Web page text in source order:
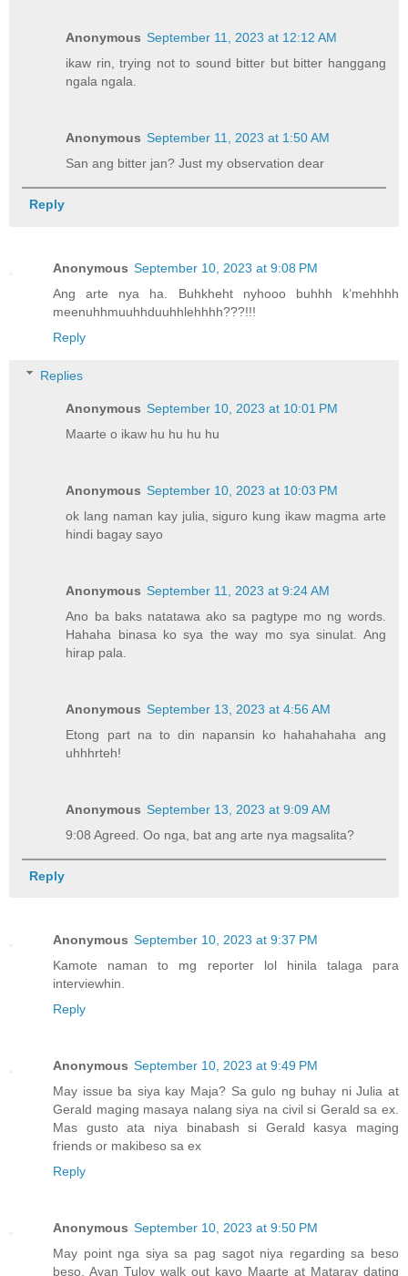
Anonymous September 11, 2023 at 12:12 AM
ikaw rin, trying not to sound bitter but bitter hanggang
ngala ngala.
Anonymous September 11, 2023 at 1:50 AM
San ang bitter jan? Just my observation dear
Reply
Anonymous September 10, 2023 at 9:08 PM
Ang arte nya ha. Buhkheht nyhooo buhhh k’mehhhh
meenuhhmuuhhduuhhlehhhh???!!!
Reply
Replies
Anonymous September 10, 2023 at 10:01 PM
Maarte o ikaw hu hu hu hu
Anonymous September 10, 2023 at 10:03 PM
ok lang naman kay julia, siguro kung ikaw magma arte
hindi bagay sayo
Anonymous September 11, 2023 at 9:24 AM
Ano ba baks natatawa ako sa pagtype mo ng words.
Hahaha binasa ko sya the way mo sya sinulat. Ang
hirap pala.
Anonymous September 13, 2023 at 4:56 AM
Etong part na to din napansin ko hahahahaha ang
uhhhrteh!
Anonymous September 13, 2023 at 9:09 AM
9:08 Agreed. Oo nga, bat ang arte nya magsalita?
Reply
Anonymous September 10, 2023 at 9:37 PM
Kamote naman to mg reporter lol hinila talaga para
interviewhin.
Reply
Anonymous September 10, 2023 at 9:49 PM
May issue ba siya kay Maja? Sa gulo ng buhay ni Julia at
Gerald maging masaya nalang siya na civil si Gerald sa ex.
Mas gusto ata niya binabash si Gerald kasya maging
friends or makibeso sa ex
Reply
Anonymous September 10, 2023 at 9:50 PM
May point nga siya sa pag sagot niya regarding sa beso
beso. Ayan Tuloy walk out kayo Maarte at Mataray dating